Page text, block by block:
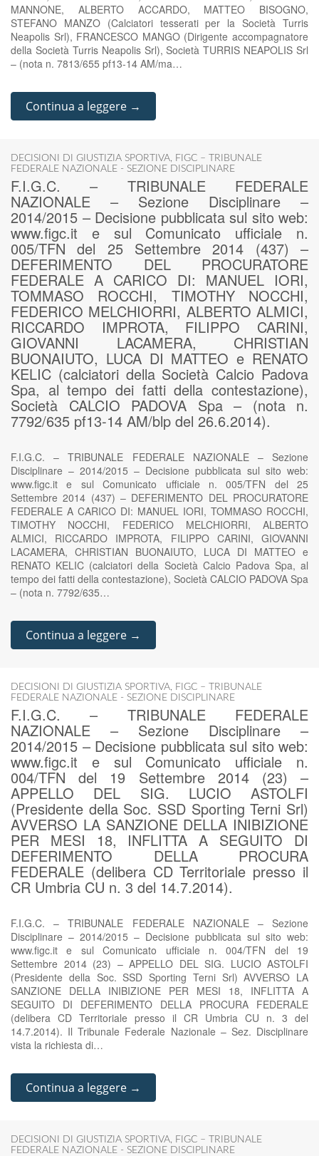
MANNONE, ALBERTO ACCARDO, MATTEO BISOGNO,
STEFANO MANZO (Calciatori tesserati per la Società Turris
Neapolis Srl), FRANCESCO MANGO (Dirigente accompagnatore
della Società Turris Neapolis Srl), Società TURRIS NEAPOLIS Srl
– (nota n. 7813/655 pf13-14 AM/ma…
Continua a leggere →
DECISIONI DI GIUSTIZIA SPORTIVA, FIGC – TRIBUNALE
FEDERALE NAZIONALE - SEZIONE DISCIPLINARE
F.I.G.C. – TRIBUNALE FEDERALE
NAZIONALE – Sezione Disciplinare –
2014/2015 – Decisione pubblicata sul sito web:
www.figc.it e sul Comunicato ufficiale n.
005/TFN del 25 Settembre 2014 (437) –
DEFERIMENTO DEL PROCURATORE
FEDERALE A CARICO DI: MANUEL IORI,
TOMMASO ROCCHI, TIMOTHY NOCCHI,
FEDERICO MELCHIORRI, ALBERTO ALMICI,
RICCARDO IMPROTA, FILIPPO CARINI,
GIOVANNI LACAMERA, CHRISTIAN
BUONAIUTO, LUCA DI MATTEO e RENATO
KELIC (calciatori della Società Calcio Padova
Spa, al tempo dei fatti della contestazione),
Società CALCIO PADOVA Spa – (nota n.
7792/635 pf13-14 AM/blp del 26.6.2014).
F.I.G.C. – TRIBUNALE FEDERALE NAZIONALE – Sezione
Disciplinare – 2014/2015 – Decisione pubblicata sul sito web:
www.figc.it e sul Comunicato ufficiale n. 005/TFN del 25
Settembre 2014 (437) – DEFERIMENTO DEL PROCURATORE
FEDERALE A CARICO DI: MANUEL IORI, TOMMASO ROCCHI,
TIMOTHY NOCCHI, FEDERICO MELCHIORRI, ALBERTO
ALMICI, RICCARDO IMPROTA, FILIPPO CARINI, GIOVANNI
LACAMERA, CHRISTIAN BUONAIUTO, LUCA DI MATTEO e
RENATO KELIC (calciatori della Società Calcio Padova Spa, al
tempo dei fatti della contestazione), Società CALCIO PADOVA Spa
– (nota n. 7792/635…
Continua a leggere →
DECISIONI DI GIUSTIZIA SPORTIVA, FIGC – TRIBUNALE
FEDERALE NAZIONALE - SEZIONE DISCIPLINARE
F.I.G.C. – TRIBUNALE FEDERALE
NAZIONALE – Sezione Disciplinare –
2014/2015 – Decisione pubblicata sul sito web:
www.figc.it e sul Comunicato ufficiale n.
004/TFN del 19 Settembre 2014 (23) –
APPELLO DEL SIG. LUCIO ASTOLFI
(Presidente della Soc. SSD Sporting Terni Srl)
AVVERSO LA SANZIONE DELLA INIBIZIONE
PER MESI 18, INFLITTA A SEGUITO DI
DEFERIMENTO DELLA PROCURA
FEDERALE (delibera CD Territoriale presso il
CR Umbria CU n. 3 del 14.7.2014).
F.I.G.C. – TRIBUNALE FEDERALE NAZIONALE – Sezione
Disciplinare – 2014/2015 – Decisione pubblicata sul sito web:
www.figc.it e sul Comunicato ufficiale n. 004/TFN del 19
Settembre 2014 (23) – APPELLO DEL SIG. LUCIO ASTOLFI
(Presidente della Soc. SSD Sporting Terni Srl) AVVERSO LA
SANZIONE DELLA INIBIZIONE PER MESI 18, INFLITTA A
SEGUITO DI DEFERIMENTO DELLA PROCURA FEDERALE
(delibera CD Territoriale presso il CR Umbria CU n. 3 del
14.7.2014). Il Tribunale Federale Nazionale – Sez. Disciplinare
vista la richiesta di…
Continua a leggere →
DECISIONI DI GIUSTIZIA SPORTIVA, FIGC – TRIBUNALE
FEDERALE NAZIONALE - SEZIONE DISCIPLINARE